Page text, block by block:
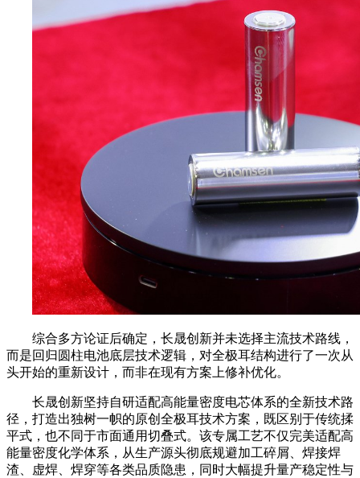
综合多方论证后确定，长晟创新并未选择主流技术路线，
而是回归圆柱电池底层技术逻辑，对全极耳结构进行了一次从
头开始的重新设计，而非在现有方案上修补优化。
长晟创新坚持自研适配高能量密度电芯体系的全新技术路
径，打造出独树一帜的原创全极耳技术方案，既区别于传统揉
平式，也不同于市面通用切叠式。该专属工艺不仅完美适配高
能量密度化学体系，从生产源头彻底规避加工碎屑、焊接焊
渣、虚焊、焊穿等各类品质隐患，同时大幅提升量产稳定性与